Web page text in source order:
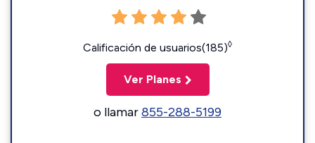
Calificación de usuarios(185)◊
Ver Planes
o llamar855-288-5199